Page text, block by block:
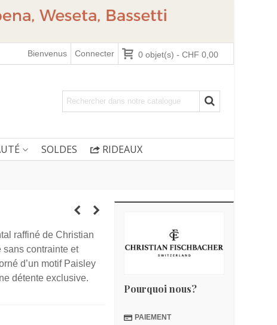
Bienvenus Connecter 0 objet(s) - CHF 0,00
SOLDES RIDEAUX
raffiné de Christian
sans contrainte et
d’un motif Paisley
détente exclusive.
Pourquoi nous?
PAIEMENT